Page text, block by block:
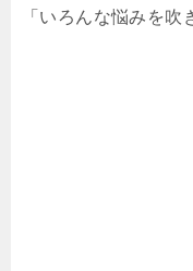
「いろんな悩みを吹